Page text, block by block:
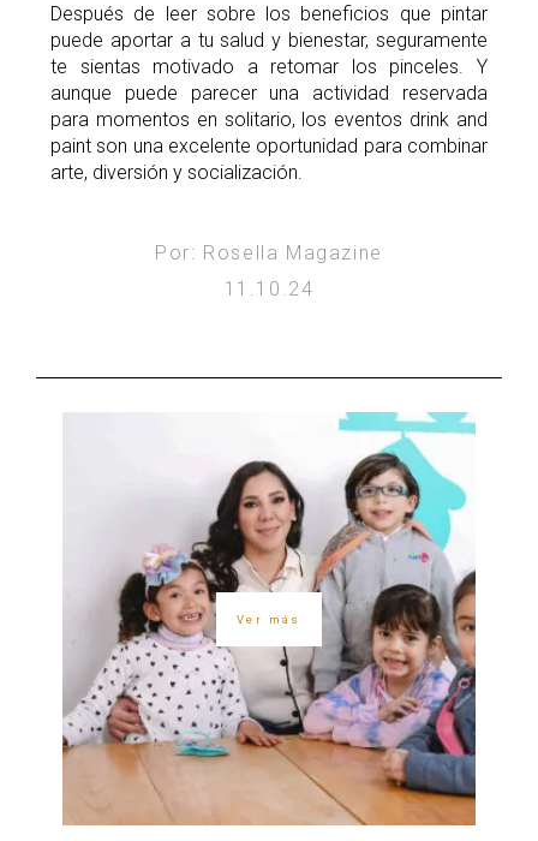
Después de leer sobre los beneficios que pintar
puede aportar a tu salud y bienestar, seguramente
te sientas motivado a retomar los pinceles. Y
aunque puede parecer una actividad reservada
para momentos en solitario, los eventos drink and
paint son una excelente oportunidad para combinar
arte, diversión y socialización.
Por: Rosella Magazine
11.10.24
Ver más